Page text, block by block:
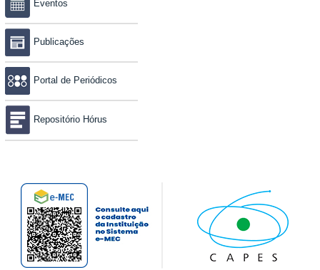
Eventos
Publicações
Portal de Periódicos
Repositório Hórus